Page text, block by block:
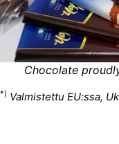
Chocolate
*) Valmistettu EU:ssa,